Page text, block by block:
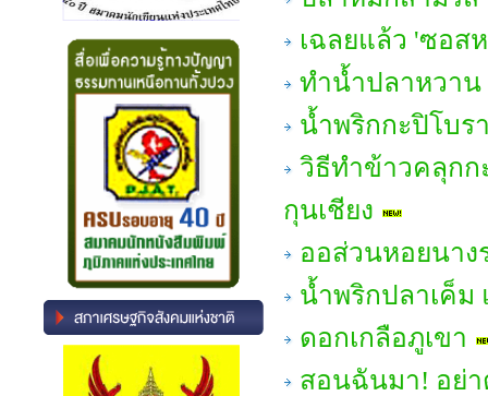
เฉลยแล้ว 'ซอส
ทำน้ำปลาหวาน
น้ำพริกกะปิโบร
วิธีทำข้าวคลุก
กุนเชียง
ออส่วนหอยนาง
น้ำพริกปลาเค็ม
ดอกเกลือภูเขา
สอนฉันมา! อย่า